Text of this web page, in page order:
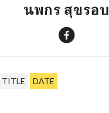
นพกร สุขรอบ
TITLE DATE